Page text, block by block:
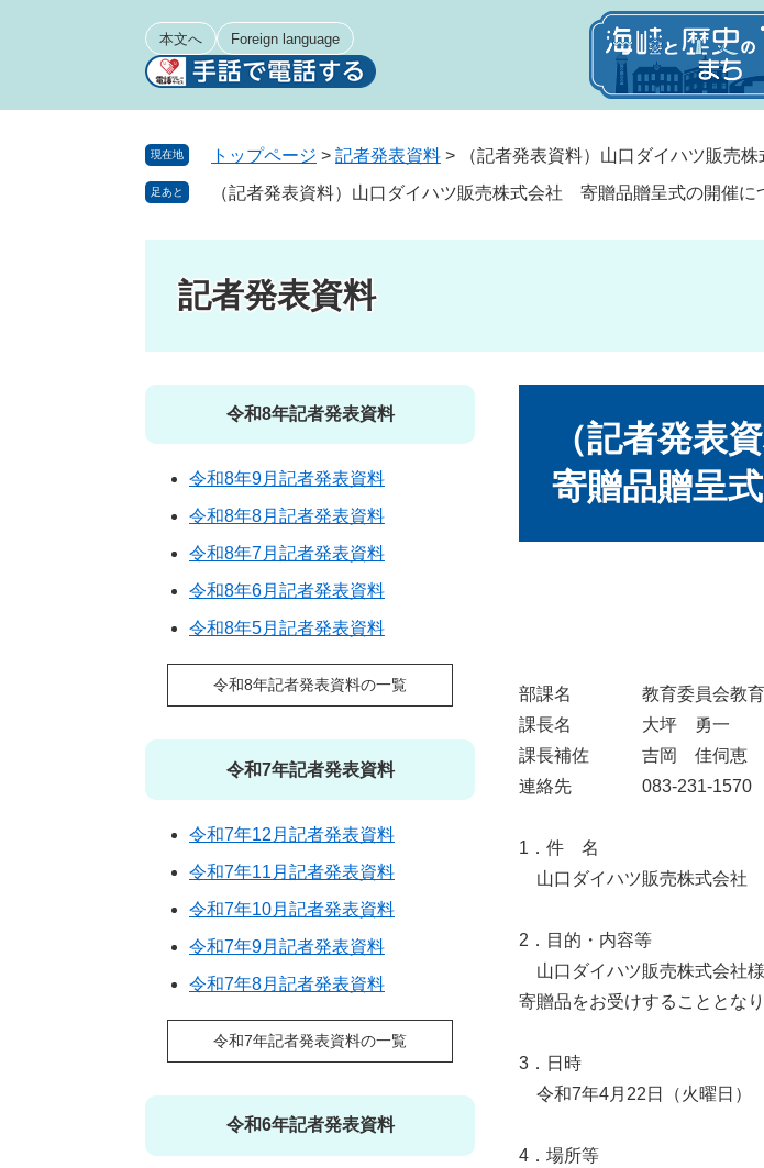
本文へ Foreign language
現在地 トップページ > 記者発表資料 > （記者発表資料）山口ダイハツ販売
足あと （記者発表資料）山口ダイハツ販売株式会社 寄贈品贈呈式の開催に
記者発表資料
（記者発表
寄贈品贈呈
部課名 教育委員会教育
課長名 大坪 勇一
課長補佐 吉岡 佳伺恵
連絡先 083-231-1570
1．件 名
山口ダイハツ販売株式会社
2．目的・内容等
山口ダイハツ販売株式会社
寄贈品をお受けすることとな
3．日時
令和7年4月22日（火曜日）
4．場所等
令和8年記者発表資料
令和8年9月記者発表資料
令和8年8月記者発表資料
令和8年7月記者発表資料
令和8年6月記者発表資料
令和8年5月記者発表資料
令和8年記者発表資料の一覧
令和7年記者発表資料
令和7年12月記者発表資料
令和7年11月記者発表資料
令和7年10月記者発表資料
令和7年9月記者発表資料
令和7年8月記者発表資料
令和7年記者発表資料の一覧
令和6年記者発表資料